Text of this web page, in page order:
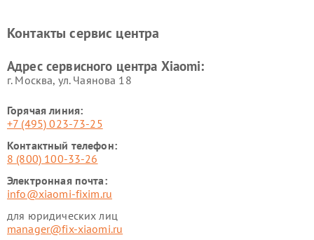
Ремонт стиральных машин
Ремонт смарт-часов Xiaomi
Контакты сервис центра
Адрес сервисного центра Xiaomi:
г. Москва, ул. Чаянова 18
Горячая линия:
+7 (495) 023-73-25
Контактный телефон:
8 (800) 100-33-26
Электронная почта:
info@xiaomi-fixim.ru
для юридических лиц
manager@fix-xiaomi.ru